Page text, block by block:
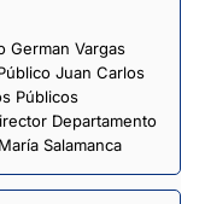
German Vargas
Juan Carlos
Públicos
Departamento
Salamanca